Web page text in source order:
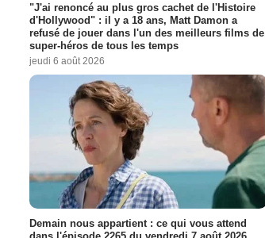
"J'ai renoncé au plus gros cachet de l'Histoire
d'Hollywood" : il y a 18 ans, Matt Damon a
refusé de jouer dans l'un des meilleurs films de
super-héros de tous les temps
jeudi 6 août 2026
Demain nous appartient : ce qui vous attend